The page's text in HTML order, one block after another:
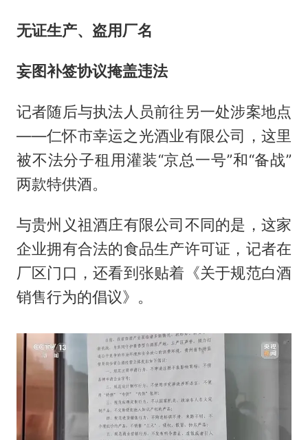
无证生产、盗用厂名
妄图补签协议掩盖违法
记者随后与执法人员前往另一处涉案地点
——仁怀市幸运之光酒业有限公司，这里
被不法分子租用灌装“京总一号”和“备战”
两款特供酒。
与贵州义祖酒庄有限公司不同的是，这家
企业拥有合法的食品生产许可证，记者在
厂区门口，还看到张贴着《关于规范白酒
销售行为的倡议》。